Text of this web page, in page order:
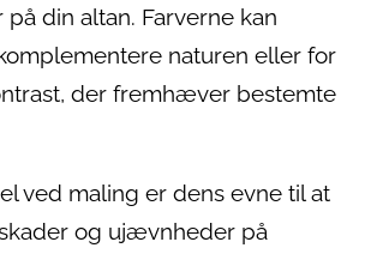
din altan. Farverne kan
naturen eller for
der fremhæver bestemte
ved maling er dens evne til at
og ujævnheder på